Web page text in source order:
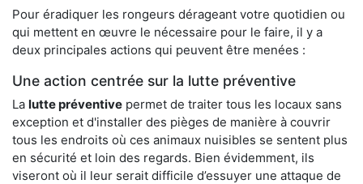
Pour éradiquer les rongeurs dérageant votre quotidien ou
qui mettent en œuvre le nécessaire pour le faire, il y a
deux principales actions qui peuvent être menées :
Une action centrée sur la lutte préventive
La lutte préventive permet de traiter tous les locaux sans
exception et d'installer des pièges de manière à couvrir
tous les endroits où ces animaux nuisibles se sentent plus
en sécurité et loin des regards. Bien évidemment, ils
viseront où il leur serait difficile d’essuyer une attaque de